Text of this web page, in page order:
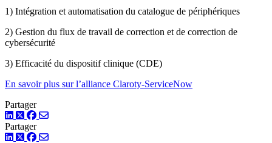
1) Intégration et automatisation du catalogue de périphériques
2) Gestion du flux de travail de correction et de correction de
cybersécurité
3) Efficacité du dispositif clinique (CDE)
En savoir plus sur l’alliance Claroty-ServiceNow
Partager
LinkedIn
TwitterFacebook
Partager
LinkedIn
TwitterFacebook